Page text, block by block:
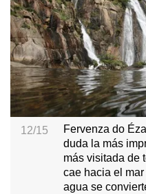
12/15
Fervenza do
duda la más
más visitada de
cae hacia el
agua se